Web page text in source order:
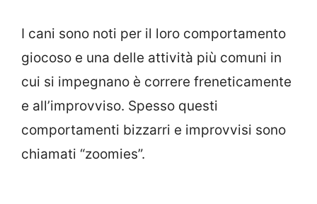
I cani sono noti per il loro comportamento
giocoso e una delle attività più comuni in
cui si impegnano è correre freneticamente
e all’improvviso. Spesso questi
comportamenti bizzarri e improvvisi sono
chiamati “zoomies”.